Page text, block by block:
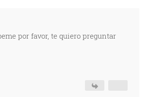
por favor, te quiero preguntar